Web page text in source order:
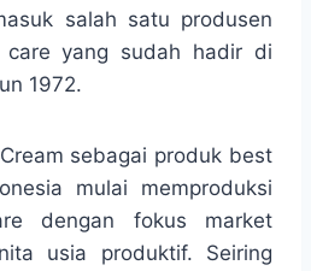
salah satu produsen
yang sudah hadir di
1972.
sebagai produk best
mulai memproduksi
dengan fokus market
usia produktif. Seiring